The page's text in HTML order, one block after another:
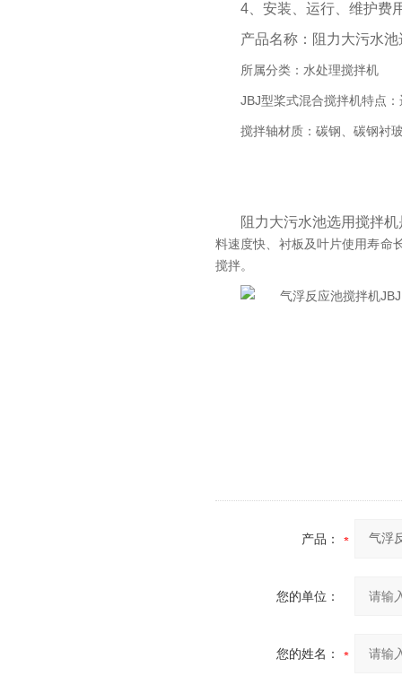
4、安装、运行、维护费
产品名称：阻力大污水
所属分类：水处理搅拌机
JBJ型桨式混合搅拌机特点
搅拌轴材质：碳钢、碳钢衬
阻力大污水池选用搅拌
料速度快、衬板及叶片使用寿命
搅拌。
产品：
您的单位：
您的姓名：